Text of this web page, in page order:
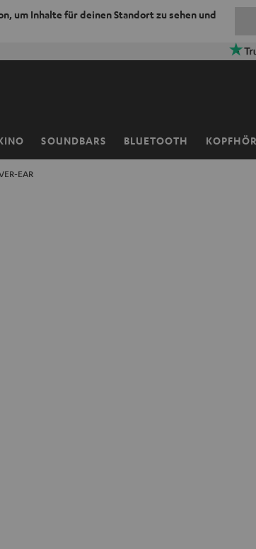
um Inhalte für deinen Standort zu sehen und
SOUNDBARS BLUETOOTH
EAR